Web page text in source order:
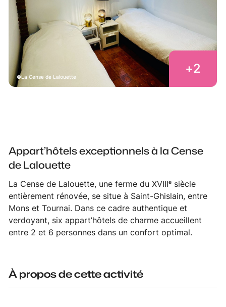
La Cense de Lalouette
+2
Appart’hôtels exceptionnels à la Cense
de Lalouette
La Cense de Lalouette, une ferme du XVIIIᵉ siècle
entièrement rénovée, se situe à Saint-Ghislain, entre
Mons et Tournai. Dans ce cadre authentique et
verdoyant, six appart’hôtels de charme accueillent
entre 2 et 6 personnes dans un confort optimal.
À propos de cette activité